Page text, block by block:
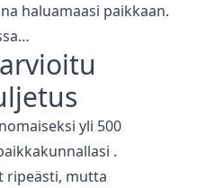
haluamaasi paikkaan.
yli 500
.
ripeästi, mutta